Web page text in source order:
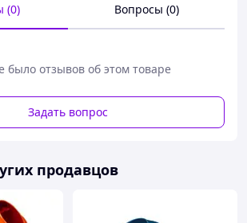
всегда сможете приобрести в
(0) Вопросы (0)
было отзывов об этом товаре
Задать вопрос
продавцов